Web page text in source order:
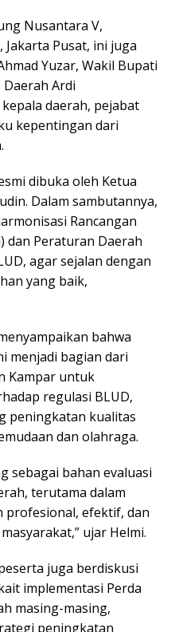
Nusantara V,
Jakarta Pusat, ini juga
Yuzar, Wakil Bupati
Ardi
daerah, pejabat
kepentingan dari
dibuka oleh Ketua
Dalam sambutannya,
Rancangan
dan Peraturan Daerah
agar sejalan dengan
yang baik,
bahwa
menjadi bagian dari
Kampar untuk
regulasi BLUD,
peningkatan kualitas
dan olahraga.
sebagai bahan evaluasi
terutama dalam
profesional, efektif, dan
ujar Helmi.
juga berdiskusi
implementasi Perda
masing-masing,
peningkatan